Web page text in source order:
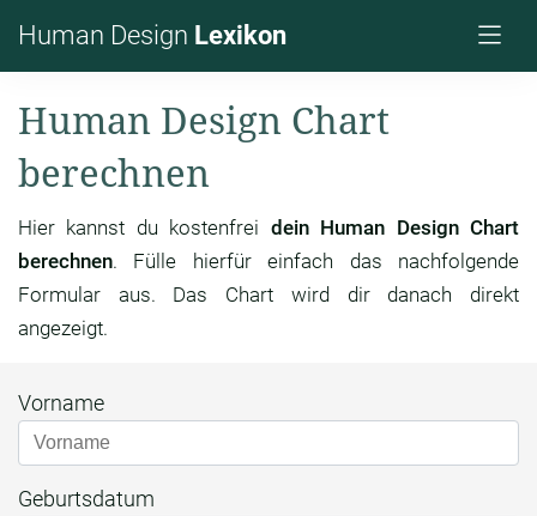
Human Design Lexikon
Human Design Chart
berechnen
Hier kannst du kostenfrei dein Human Design Chart
berechnen. Fülle hierfür einfach das nachfolgende
Formular aus. Das Chart wird dir danach direkt
angezeigt.
Vorname
Geburtsdatum